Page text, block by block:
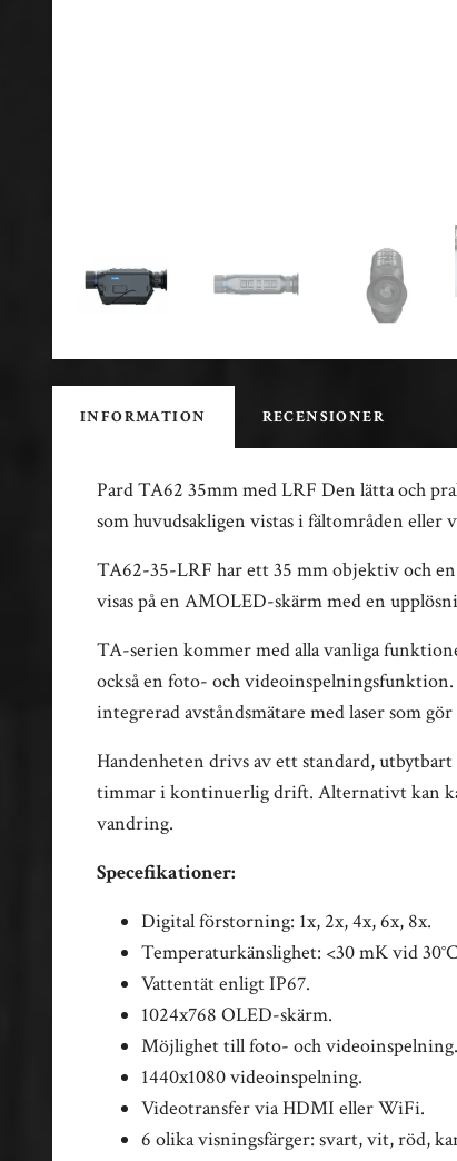
INFORMATION RECENSIONER
Pard TA62 35mm med LRF Den lätta och
som huvudsakligen vistas i fältområden eller
TA62-35-LRF har ett 35 mm objektiv och en
visas på en AMOLED-skärm med en
TA-serien kommer med alla vanliga
också en foto- och
integrerad avståndsmätare med laser som
Handenheten drivs av ett standard,
timmar i kontinuerlig drift. Alternativt kan
vandring.
Specefikationer:
Digital förstorning: 1x, 2x, 4x, 6x, 8x.
Temperaturkänslighet: <30 mK vid
Vattentät enligt IP67.
1024x768 OLED-skärm.
Möjlighet till foto- och videoinspelning.
1440x1080 videoinspelning.
Videotransfer via HDMI eller WiFi.
6 olika visningsfärger: svart, vit, röd,